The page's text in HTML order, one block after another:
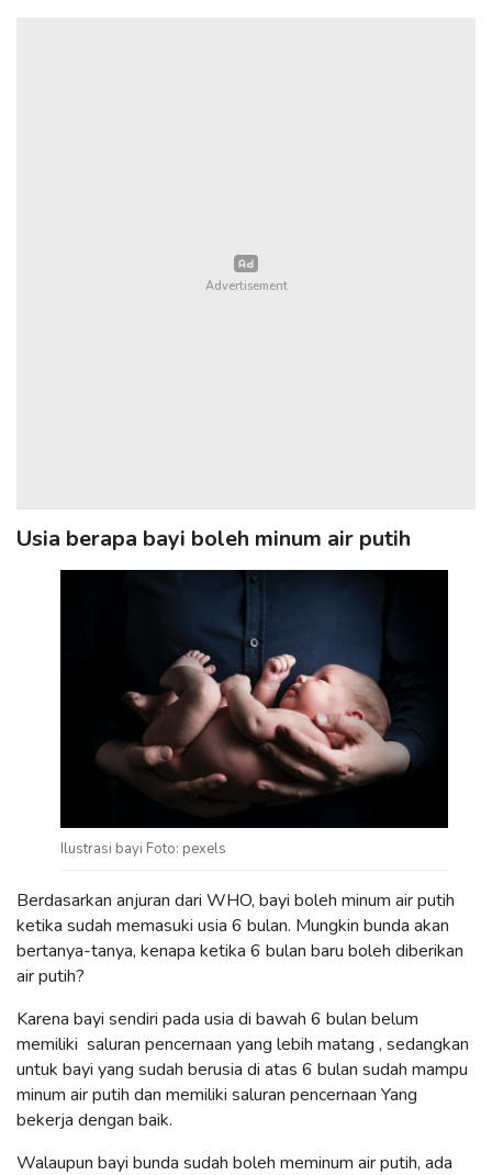
Usia berapa bayi boleh minum air putih
Ilustrasi bayi Foto: pexels
Berdasarkan anjuran dari WHO, bayi boleh minum air putih
ketika sudah memasuki usia 6 bulan. Mungkin bunda akan
bertanya-tanya, kenapa ketika 6 bulan baru boleh diberikan
air putih?
Karena bayi sendiri pada usia di bawah 6 bulan belum
memiliki saluran pencernaan yang lebih matang , sedangkan
untuk bayi yang sudah berusia di atas 6 bulan sudah mampu
minum air putih dan memiliki saluran pencernaan Yang
bekerja dengan baik.
Walaupun bayi bunda sudah boleh meminum air putih, ada